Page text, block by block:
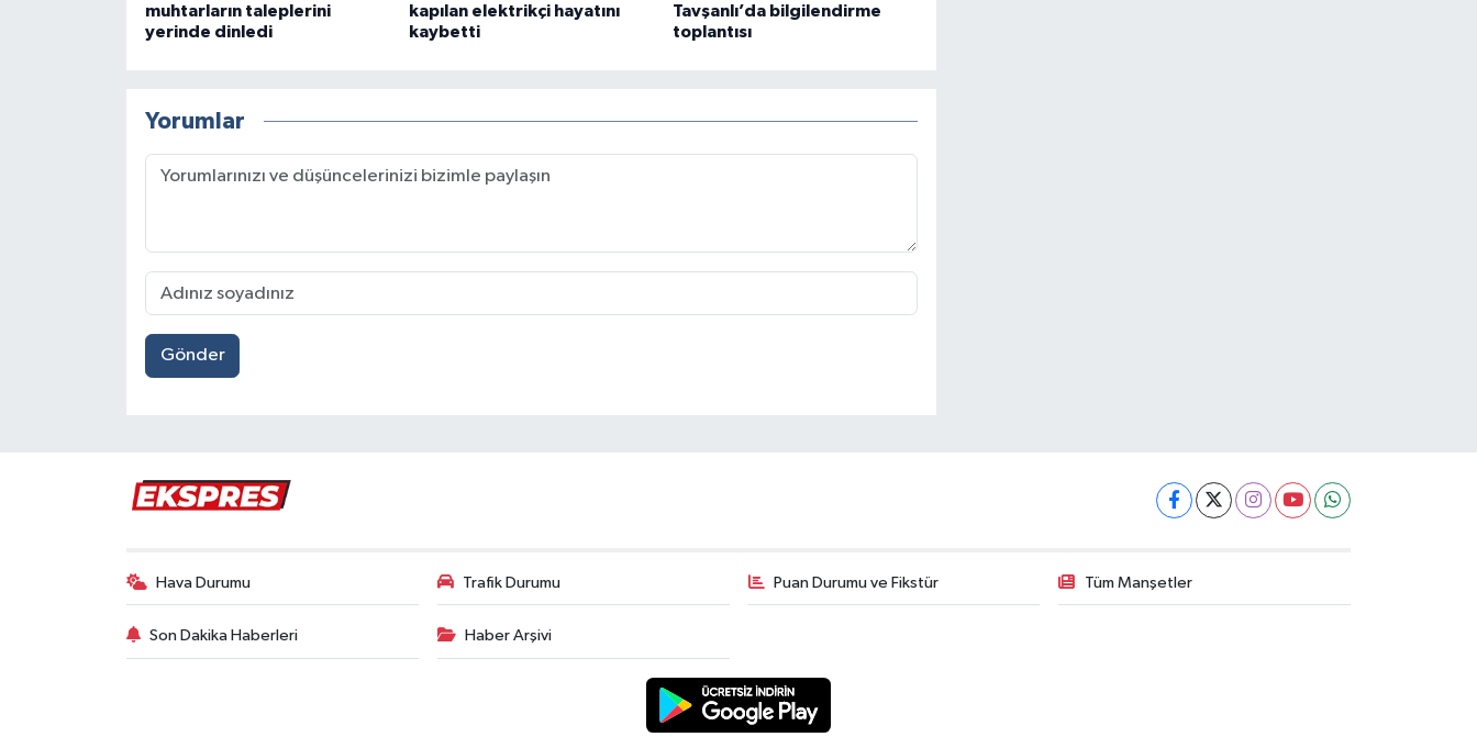
muhtarların taleplerini
yerinde dinledi
kapılan elektrikçi hayatını
kaybetti
Tavşanlı’da bilgilendirme
toplantısı
Yorumlar
Gönder
Hava Durumu Trafik Durumu Puan Durumu ve Fikstür Tüm Manşetler
Son Dakika Haberleri Haber Arşivi